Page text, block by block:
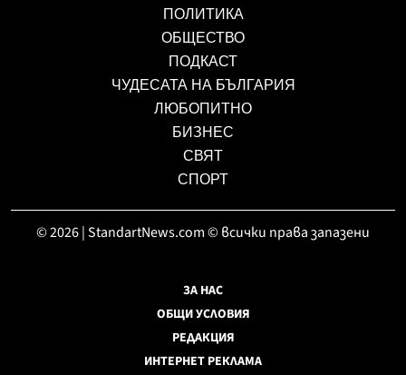
ПОЛИТИКА
ОБЩЕСТВО
ПОДКАСТ
ЧУДЕСАТА НА БЪЛГАРИЯ
ЛЮБОПИТНО
БИЗНЕС
СВЯТ
СПОРТ
© 2026 | StandartNews.com © всички права запазени
ЗА НАС
ОБЩИ УСЛОВИЯ
РЕДАКЦИЯ
ИНТЕРНЕТ РЕКЛАМА